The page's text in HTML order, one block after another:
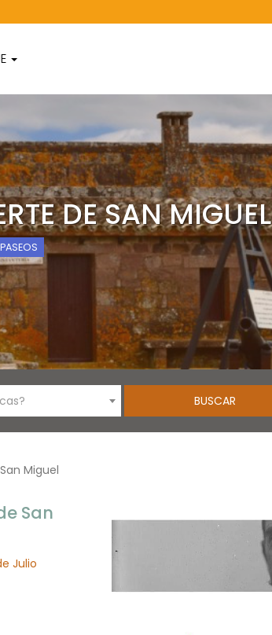
DE SAN MIGUEL
PASEOS
Miguel
San
Julio